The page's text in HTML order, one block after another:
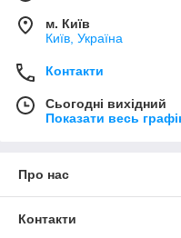
м. Київ
Київ, Україна
Контакти
Сьогодні вихідний
Показати весь
Про нас
Контакти